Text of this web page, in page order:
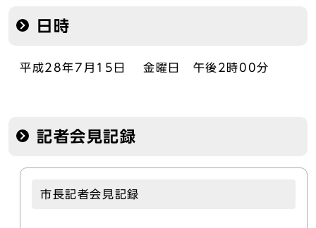
日時
平成28年7月15日 金曜日 午後2時00分
記者会見記録
市長記者会見記録